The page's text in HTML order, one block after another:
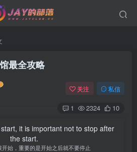
最全攻略
关注 私信
1 2324 10
it is important not to stop after
the start.
始，重要的是开始之后就不要停止